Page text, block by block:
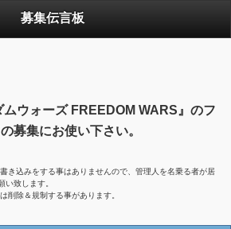
募集伝言板
ムウォーズ FREEDOM WARS』のフ
募集にお使い下さい。
き込みをする事はありませんので、管理人を名乗る者が居
い致します。
削除＆規制する事があります。